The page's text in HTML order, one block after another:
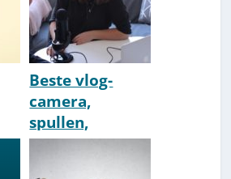
Beste vlog-
camera,
spullen,
accessoires,